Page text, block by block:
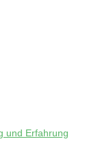
und Erfahrung